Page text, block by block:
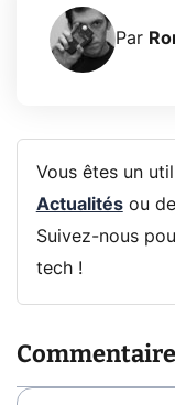
Par
Vous êtes un
Actualitésou de
Suivez-nous
tech !